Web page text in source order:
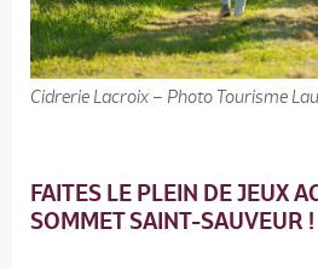
Cidrerie Lacroix – Photo Tourisme
FAITES LE PLEIN DE JEUX
SOMMET SAINT-SAUVEUR !